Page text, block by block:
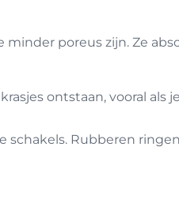
poreus zijn. Ze
ontstaan, vooral als
schakels. Rubberen